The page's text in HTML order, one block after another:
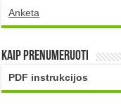
Anketa
Kaip prenumeruoti
PDF instrukcijos